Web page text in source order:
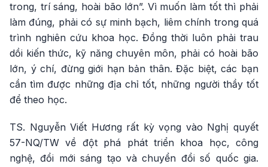
trong, trí sáng, hoài bão lớn”. Vì muốn làm tốt thì phải
làm đúng, phải có sự minh bạch, liêm chính trong quá
trình nghiên cứu khoa học. Đồng thời luôn phải trau
dồi kiến thức, kỹ năng chuyên môn, phải có hoài bão
lớn, ý chí, đừng giới hạn bản thân. Đặc biệt, các bạn
cần tìm được những địa chỉ tốt, những người thầy tốt
để theo học.
TS. Nguyễn Viết Hương rất kỳ vọng vào Nghị quyết
57-NQ/TW về đột phá phát triển khoa học, công
nghệ, đổi mới sáng tạo và chuyển đổi số quốc gia.